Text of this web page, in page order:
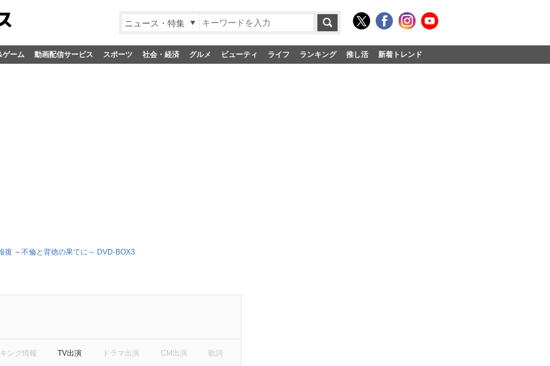
ニュース・特集
ゲーム 動画配信サービス スポーツ 社会・経済 グルメ ビューティ ライフ ランキング 推し活 新着トレンド
復 ～不倫と背徳の果てに～ DVD-BOX3
ング情報 TV出演 ドラマ出演 CM出演 歌詞